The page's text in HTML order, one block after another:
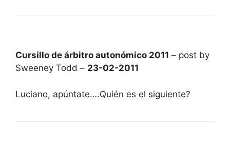
Cursillo de árbitro autonómico 2011 – post by
Sweeney Todd – 23-02-2011
Luciano, apúntate….Quién es el siguiente?